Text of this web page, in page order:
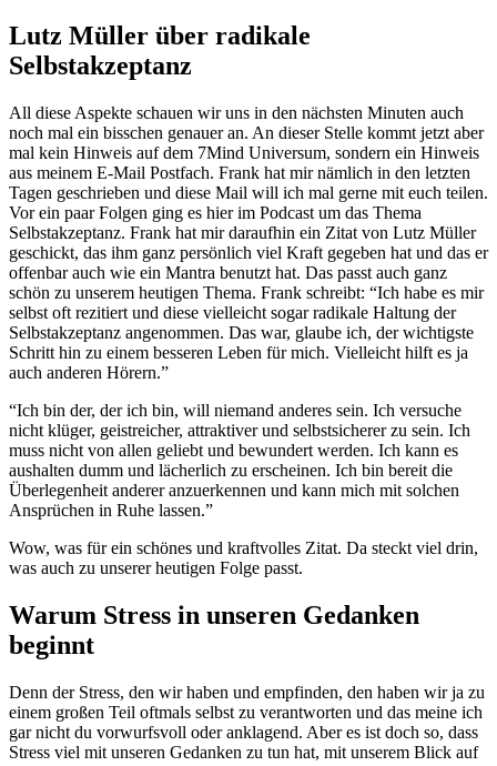
Lutz Müller über radikale
Selbstakzeptanz
All diese Aspekte schauen wir uns in den nächsten Minuten auch
noch mal ein bisschen genauer an. An dieser Stelle kommt jetzt aber
mal kein Hinweis auf dem 7Mind Universum, sondern ein Hinweis
aus meinem E-Mail Postfach. Frank hat mir nämlich in den letzten
Tagen geschrieben und diese Mail will ich mal gerne mit euch teilen.
Vor ein paar Folgen ging es hier im Podcast um das Thema
Selbstakzeptanz. Frank hat mir daraufhin ein Zitat von Lutz Müller
geschickt, das ihm ganz persönlich viel Kraft gegeben hat und das er
offenbar auch wie ein Mantra benutzt hat. Das passt auch ganz
schön zu unserem heutigen Thema. Frank schreibt: “Ich habe es mir
selbst oft rezitiert und diese vielleicht sogar radikale Haltung der
Selbstakzeptanz angenommen. Das war, glaube ich, der wichtigste
Schritt hin zu einem besseren Leben für mich. Vielleicht hilft es ja
auch anderen Hörern.”
“Ich bin der, der ich bin, will niemand anderes sein. Ich versuche
nicht klüger, geistreicher, attraktiver und selbstsicherer zu sein. Ich
muss nicht von allen geliebt und bewundert werden. Ich kann es
aushalten dumm und lächerlich zu erscheinen. Ich bin bereit die
Überlegenheit anderer anzuerkennen und kann mich mit solchen
Ansprüchen in Ruhe lassen.”
Wow, was für ein schönes und kraftvolles Zitat. Da steckt viel drin,
was auch zu unserer heutigen Folge passt.
Warum Stress in unseren Gedanken
beginnt
Denn der Stress, den wir haben und empfinden, den haben wir ja zu
einem großen Teil oftmals selbst zu verantworten und das meine ich
gar nicht du vorwurfsvoll oder anklagend. Aber es ist doch so, dass
Stress viel mit unseren Gedanken zu tun hat, mit unserem Blick auf